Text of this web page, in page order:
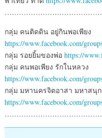
กลุ่ม คนติดดิน อยู่กินพอเพียง
https://www.facebook.com/
กลุ่ม รอยยิ้มของพ่อ https://
กลุ่ม คนพอเพียง รักในหลวง
https://www.facebook.com/
กลุ่ม มหานครจิตอาสา มหาสนุก
https://www.facebook.com/